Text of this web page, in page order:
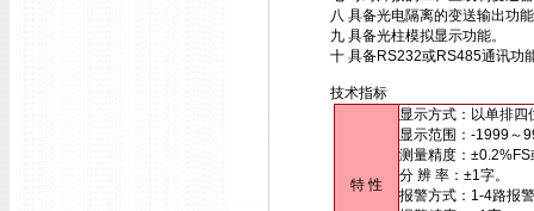
八 具备光电隔离的变送输出功
九 具备光柱模拟显示功能。
十 具备RS232或RS485通讯功
技术指标
特 性
显示方式：以单排
显示范围：-1999～
测量精度：
分 辨 率：±1字。
报警方式：1-4路报